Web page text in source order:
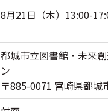
8月21日（木）13:00-
都城市立図書館・未来
ン
〒885-0071 宮崎県都城